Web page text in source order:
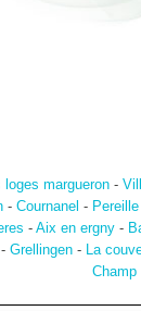
loges margueron-
- Cournanel - Pereille
- Aix en ergny-
- Grellingen - La
Champ